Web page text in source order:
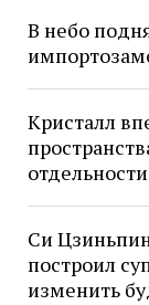
В небо
Кристалл
отдельности
Си
построил
изменить